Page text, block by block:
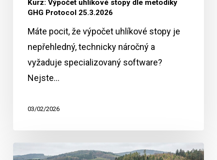
Kurz: Výpočet uhlíkové stopy dle metodiky
GHG Protocol 25.3.2026
Máte pocit, že výpočet uhlíkové stopy je
nepřehledný, technicky náročný a
vyžaduje specializovaný software?
Nejste…
03/02/2026